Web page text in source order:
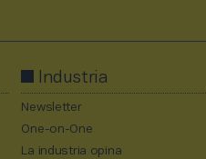
Industria
Newsletter
One-on-One
La industria opina